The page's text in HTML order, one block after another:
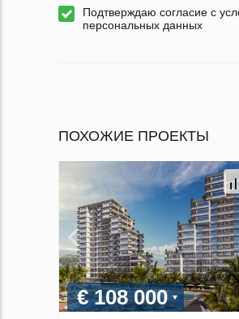
Подтверждаю согласие с
персональных данных
ПОХОЖИЕ ПРОЕКТЫ
€ 108 000